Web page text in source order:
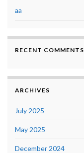
aa
RECENT COMMENTS
ARCHIVES
July 2025
May 2025
December 2024